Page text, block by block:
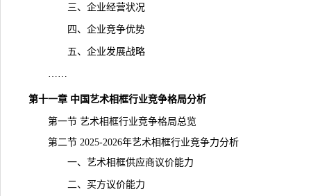
三、企业经营状况
四、企业竞争优势
五、企业发展战略
……
第十一章 中国艺术相框行业竞争格局分析
第一节 艺术相框行业竞争格局总览
第二节 2025-2026年艺术相框行业竞争力分析
一、艺术相框供应商议价能力
二、买方议价能力